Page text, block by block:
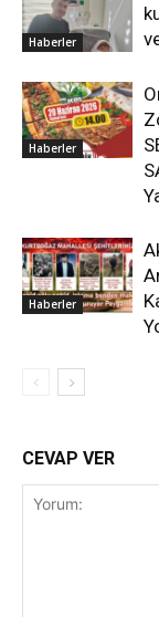
Haberler
Haberler
Haberler
CEVAP VER